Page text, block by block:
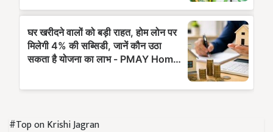
#Top on Krishi Jagran